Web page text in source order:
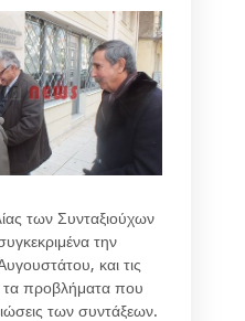
των Συνταξιούχων
την
και τις
προβλήματα που
των συντάξεων.